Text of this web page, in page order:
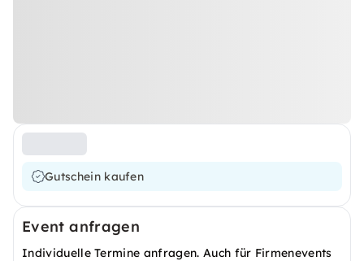
Gutschein kaufen
Event anfragen
Individuelle Termine anfragen. Auch für Firmenevents